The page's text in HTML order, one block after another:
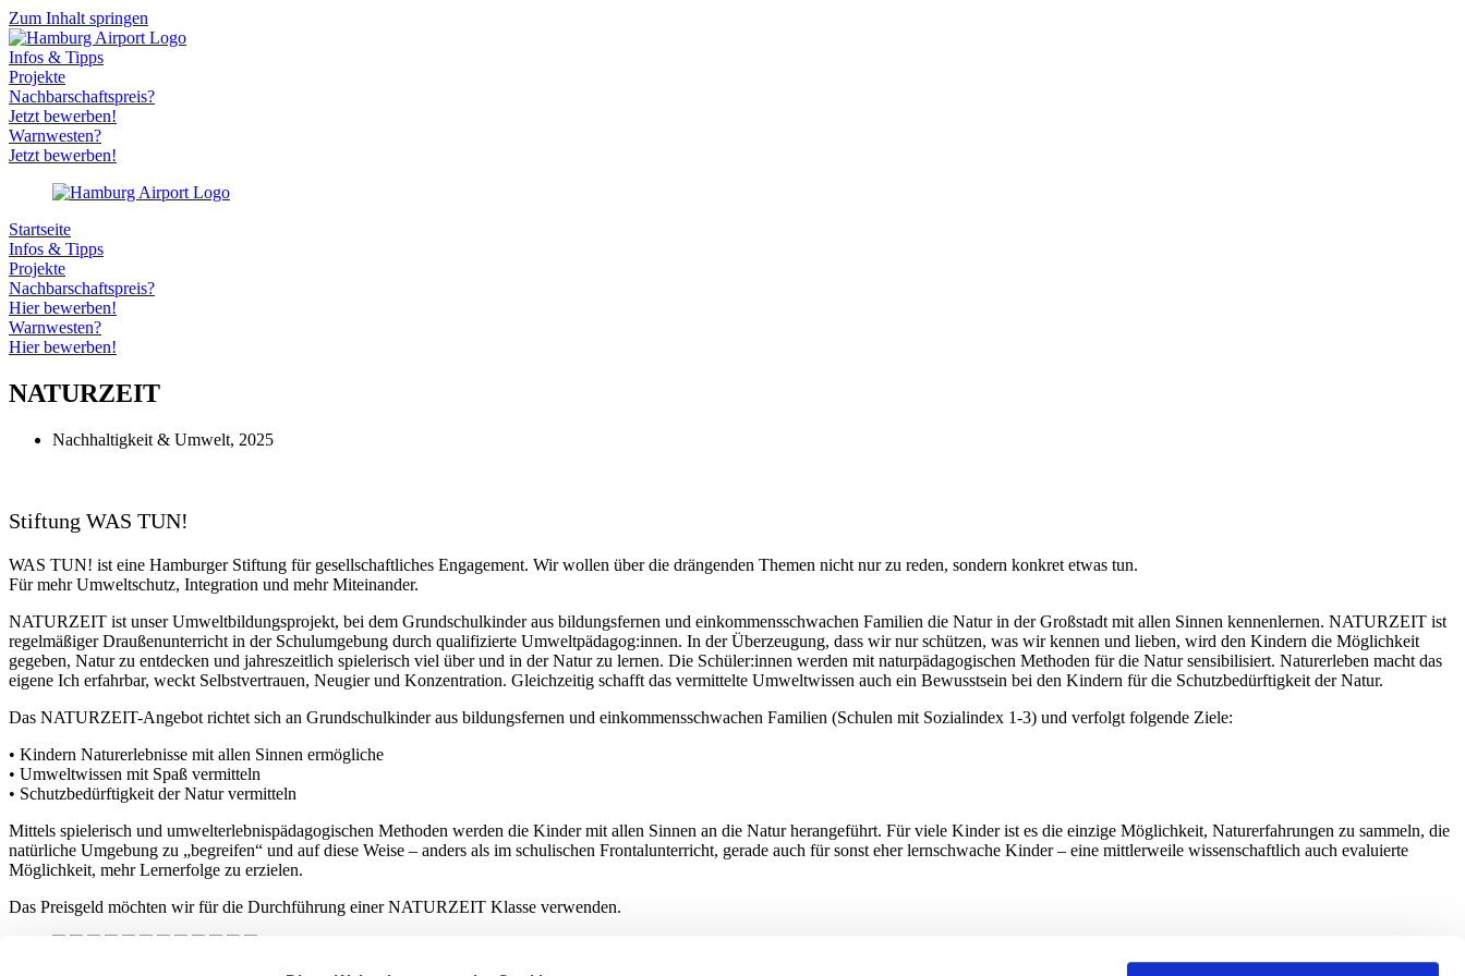
Zum Inhalt springen
Infos & Tipps
Projekte
Nachbarschaftspreis?
Jetzt bewerben!
Warnwesten?
Jetzt bewerben!
Startseite
Infos & Tipps
Projekte
Nachbarschaftspreis?
Hier bewerben!
Warnwesten?
Hier bewerben!
NATURZEIT
Nachhaltigkeit & Umwelt, 2025
Stiftung WAS TUN!
WAS TUN! ist eine Hamburger Stiftung für gesellschaftliches Engagement. Wir wollen über die drängenden Themen nicht nur zu reden, sondern konkret etwas tun.
Für mehr Umweltschutz, Integration und mehr Miteinander.
NATURZEIT ist unser Umweltbildungsprojekt, bei dem Grundschulkinder aus bildungsfernen und einkommensschwachen Familien die Natur in der Großstadt mit allen Sinnen kennenlernen. NATURZEIT ist
regelmäßiger Draußenunterricht in der Schulumgebung durch qualifizierte Umweltpädagog:innen. In der Überzeugung, dass wir nur schützen, was wir kennen und lieben, wird den Kindern die Möglichkeit
gegeben, Natur zu entdecken und jahreszeitlich spielerisch viel über und in der Natur zu lernen. Die Schüler:innen werden mit naturpädagogischen Methoden für die Natur sensibilisiert. Naturerleben macht das
eigene Ich erfahrbar, weckt Selbstvertrauen, Neugier und Konzentration. Gleichzeitig schafft das vermittelte Umweltwissen auch ein Bewusstsein bei den Kindern für die Schutzbedürftigkeit der Natur.
Das NATURZEIT-Angebot richtet sich an Grundschulkinder aus bildungsfernen und einkommensschwachen Familien (Schulen mit Sozialindex 1-3) und verfolgt folgende Ziele:
• Kindern Naturerlebnisse mit allen Sinnen ermögliche
• Umweltwissen mit Spaß vermitteln
• Schutzbedürftigkeit der Natur vermitteln
Mittels spielerisch und umwelterlebnispädagogischen Methoden werden die Kinder mit allen Sinnen an die Natur herangeführt. Für viele Kinder ist es die einzige Möglichkeit, Naturerfahrungen zu sammeln, die
natürliche Umgebung zu „begreifen“ und auf diese Weise – anders als im schulischen Frontalunterricht, gerade auch für sonst eher lernschwache Kinder – eine mittlerweile wissenschaftlich auch evaluierte
Möglichkeit, mehr Lernerfolge zu erzielen.
Das Preisgeld möchten wir für die Durchführung einer NATURZEIT Klasse verwenden.